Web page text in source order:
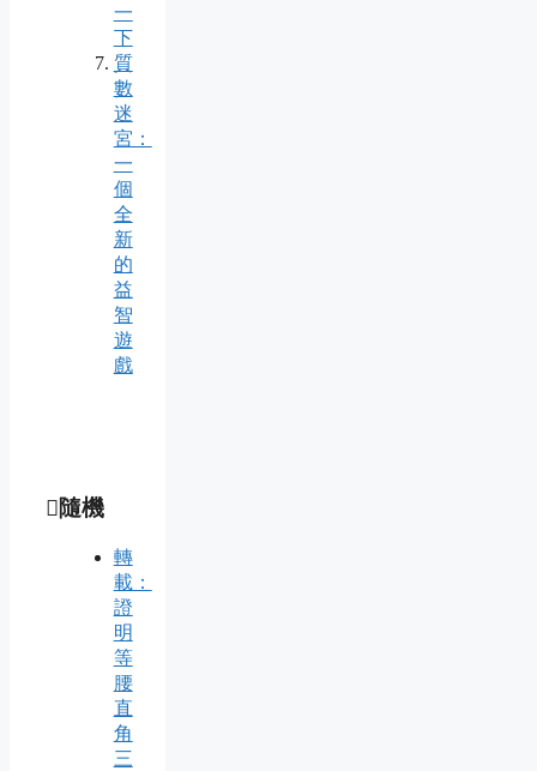
一
下
質
數
迷
宮：
一
個
全
新
的
益
智
遊
戲
隨機
轉
載：
證
明
等
腰
直
角
三